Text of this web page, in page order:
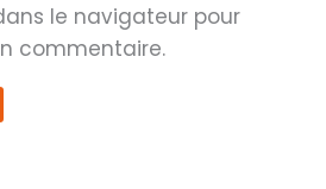
le navigateur pour
commentaire.